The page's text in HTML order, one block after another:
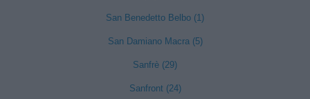
San Benedetto Belbo (1)
San Damiano Macra (5)
Sanfrè (29)
Sanfront (24)